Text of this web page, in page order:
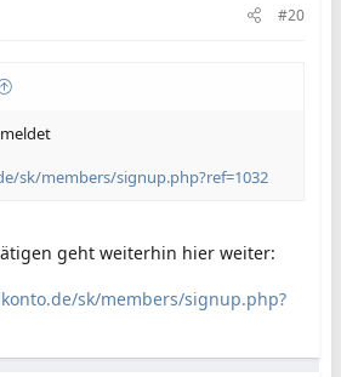
#20
sk/members/signup.php?ref=1032
geht weiterhin hier weiter:
sk/members/signup.php?